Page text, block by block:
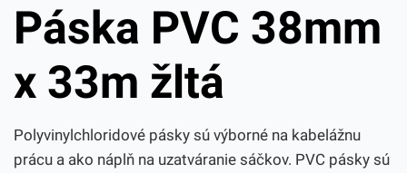
Páska PVC 38mm
x 33m žltá
Polyvinylchloridové pásky sú výborné na kabelážnu
prácu a ako náplň na uzatváranie sáčkov. PVC pásky sú